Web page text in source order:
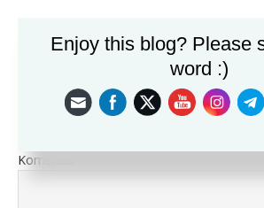
BE THE FIRST TO COMMENT
Leave a Reply
Komentar
Enjoy this blog? Please
word :)